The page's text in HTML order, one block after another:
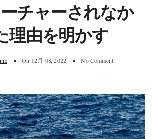
チャーされなか
理由を明かす
On 12月 08, 2022 No Comment